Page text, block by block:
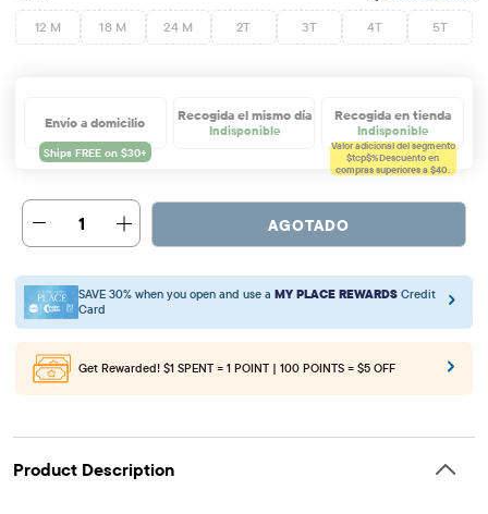
12 M 18 M 24 M 2T 3T 4T 5T
Envío a domicilio Recogida el mismo día
Indisponible
Recogida en tienda
Indisponible
Valor adicional del segmento
$tcp$%Descuento en
compras superiores a $40.
1 AGOTADO
SAVE 30% when you open and use a MY PLACE REWARDS Credit
Card
Get Rewarded! $1 SPENT = 1 POINT | 100 POINTS = $5 OFF
Product Description